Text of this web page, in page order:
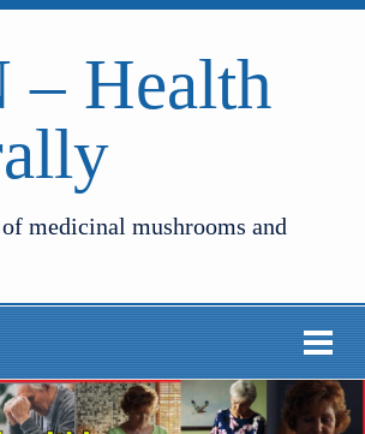
– Health
medicinal mushrooms and